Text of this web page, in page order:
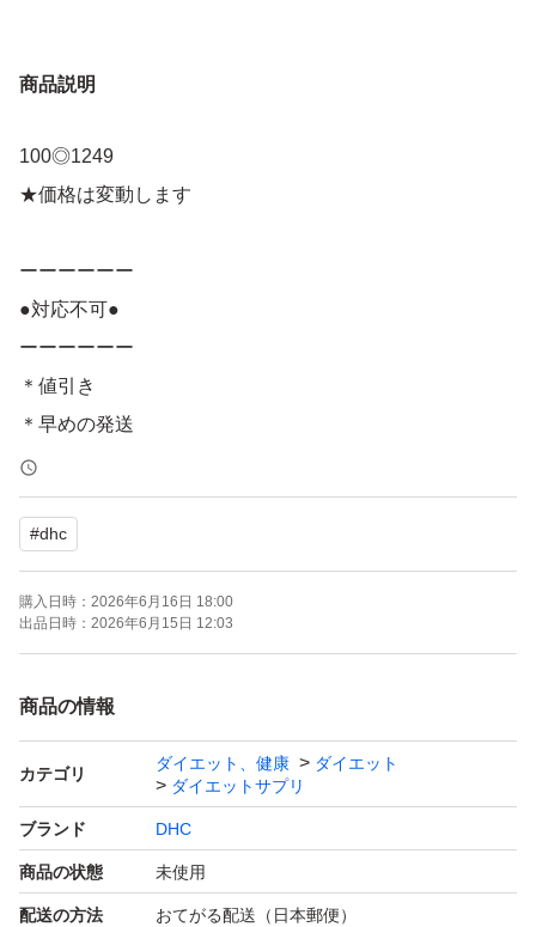
商品説明
100◎1249
★価格は変動します
ーーーーーー
●対応不可●
ーーーーーー
＊値引き
＊早めの発送
＊内容変更(おまとめ含む)
＊在庫数、出品予定
＊不適切なカテゴリーへの変更
(違反行為)
上記の質問、価格相談は
【ブロック】対応しております
★出品ページ未確認による
＊トラブル防止
＊やり取り負担増のため
#dhc
購入日時： 2026年6月16日 18:00
出品日時： 2026年6月15日 12:03
商品の情報
カテゴリ
ダイエット、健康
ダイエット
ダイエットサプリ
ブランド DHC
商品の状態 未使用
配送の方法 おてがる配送（日本郵便）